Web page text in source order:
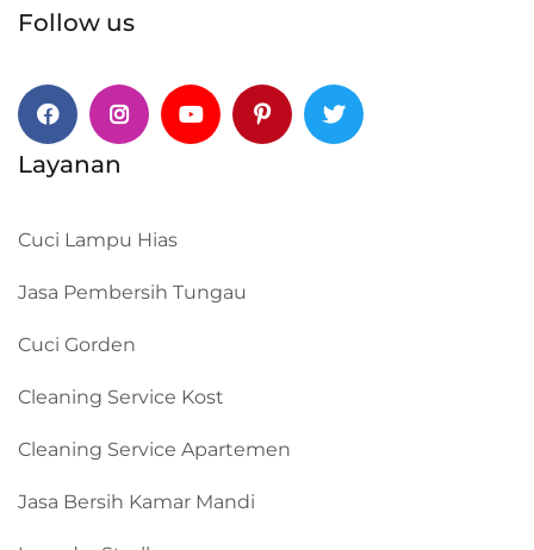
Follow us
FacebookInstagram
Layanan
Cuci Lampu Hias
Jasa Pembersih Tungau
Cuci Gorden
Cleaning Service Kost
Cleaning Service Apartemen
Jasa Bersih Kamar Mandi